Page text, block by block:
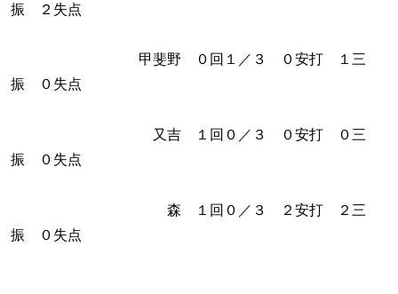
振 ２失点
甲斐野 ０回１／３ ０安打 １三
振 ０失点
又吉 １回０／３ ０安打 ０三
振 ０失点
森 １回０／３ ２安打 ２三
振 ０失点